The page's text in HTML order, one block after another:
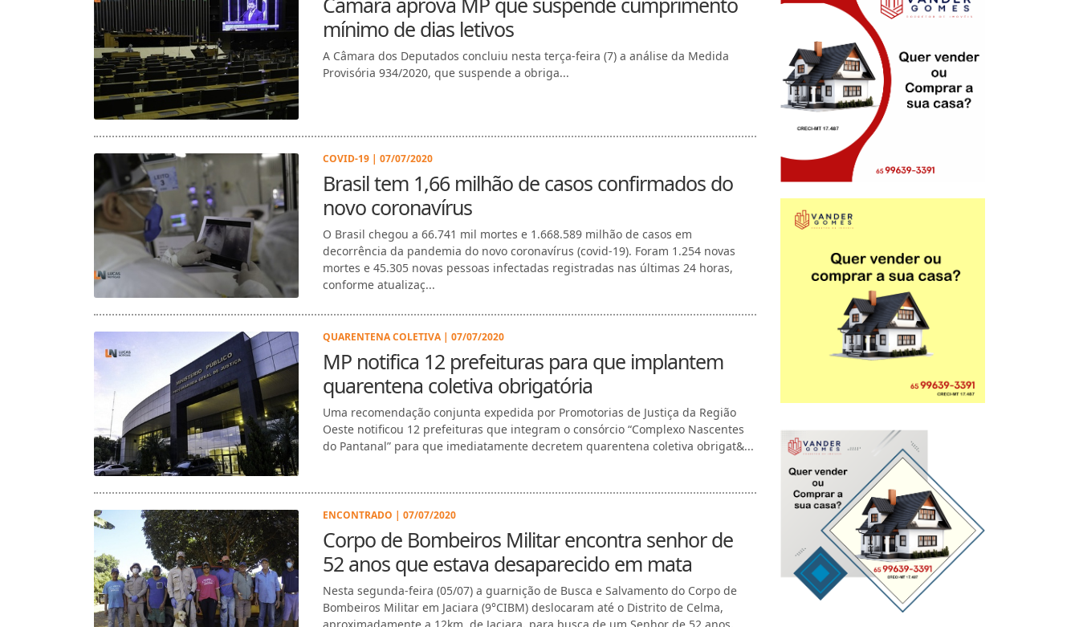
Câmara aprova MP que suspende cumprimento
mínimo de dias letivos
A Câmara dos Deputados concluiu nesta terça-feira (7) a análise da Medida
Provisória 934/2020, que suspende a obriga...
COVID-19 | 07/07/2020
Brasil tem 1,66 milhão de casos confirmados do
novo coronavírus
O Brasil chegou a 66.741 mil mortes e 1.668.589 milhão de casos em
decorrência da pandemia do novo coronavírus (covid-19). Foram 1.254 novas
mortes e 45.305 novas pessoas infectadas registradas nas últimas 24 horas,
conforme atualizaç...
QUARENTENA COLETIVA | 07/07/2020
MP notifica 12 prefeituras para que implantem
quarentena coletiva obrigatória
Uma recomendação conjunta expedida por Promotorias de Justiça da Região
Oeste notificou 12 prefeituras que integram o consórcio “Complexo Nascentes
do Pantanal” para que imediatamente decretem quarentena coletiva obrigat&...
ENCONTRADO | 07/07/2020
Corpo de Bombeiros Militar encontra senhor de
52 anos que estava desaparecido em mata
Nesta segunda-feira (05/07) a guarnição de Busca e Salvamento do Corpo de
Bombeiros Militar em Jaciara (9°CIBM) deslocaram até o Distrito de Celma,